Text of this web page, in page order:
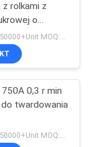
26
z rolkami z
o
60 Hz
0,3 r min
twardowania